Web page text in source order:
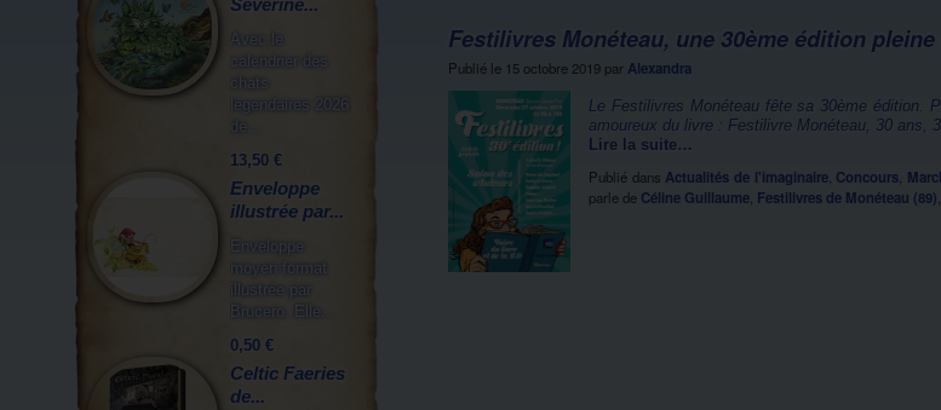
Festilivres Monéteau, une 30ème édition
Publié le 15 octobre 2019 par Alexandra
Le Festilivres Monéteau fête sa 30ème édition.
amoureux du livre : Festilivre Monéteau, 30 ans,
Lire la suite…
Publié dans Actualités de l'imaginaire, Concours
parle de Céline Guillaume Festilivres de Monéteau (89)
Séverine...
Avec le
calendrier des
chats
légendaires 2026
de...
13,50 €
Enveloppe
illustrée par...
Enveloppe
moyen format
illustrée par
Brucero. Elle...
0,50 €
Celtic Faeries
de...